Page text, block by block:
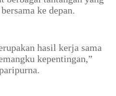
ke depan.
hasil kerja sama
kepentingan,”